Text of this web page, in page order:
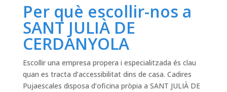
Per què escollir-nos a
SANT JULIÀ DE
CERDANYOLA
Escollir una empresa propera i especialitzada és clau
quan es tracta d’accessibilitat dins de casa. Cadires
Pujaescales disposa d’oficina pròpia a SANT JULIÀ DE